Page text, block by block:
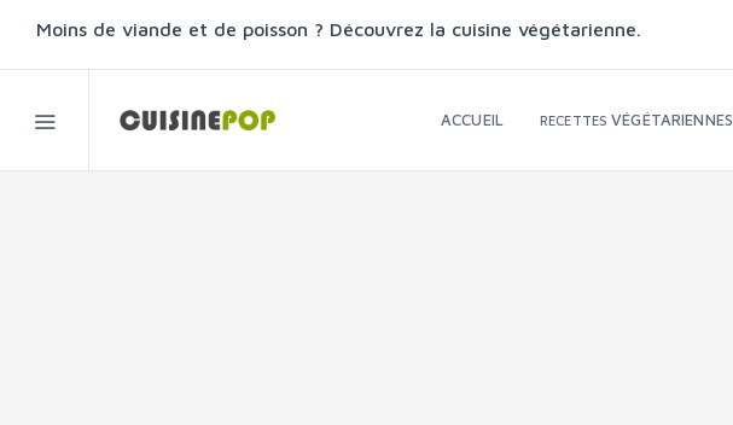
Moins de viande et de poisson ? Découvrez la cuisine végétarienne.
ACCUEIL RECETTESVÉGÉTARIENNES